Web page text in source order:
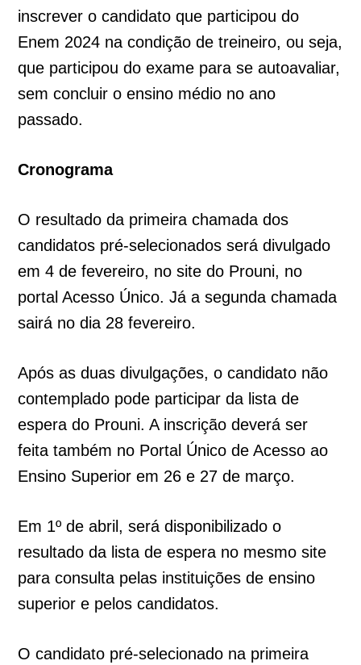
inscrever o candidato que participou do
Enem 2024 na condição de treineiro, ou seja,
que participou do exame para se autoavaliar,
sem concluir o ensino médio no ano
passado.
Cronograma
O resultado da primeira chamada dos
candidatos pré-selecionados será divulgado
em 4 de fevereiro, no site do Prouni, no
portal Acesso Único. Já a segunda chamada
sairá no dia 28 fevereiro.
Após as duas divulgações, o candidato não
contemplado pode participar da lista de
espera do Prouni. A inscrição deverá ser
feita também no Portal Único de Acesso ao
Ensino Superior em 26 e 27 de março.
Em 1º de abril, será disponibilizado o
resultado da lista de espera no mesmo site
para consulta pelas instituições de ensino
superior e pelos candidatos.
O candidato pré-selecionado na primeira